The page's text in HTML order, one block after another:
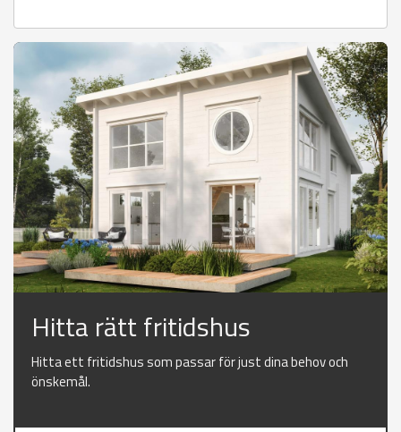
Hitta rätt fritidshus
Hitta ett fritidshus som passar för just dina behov och
önskemål.